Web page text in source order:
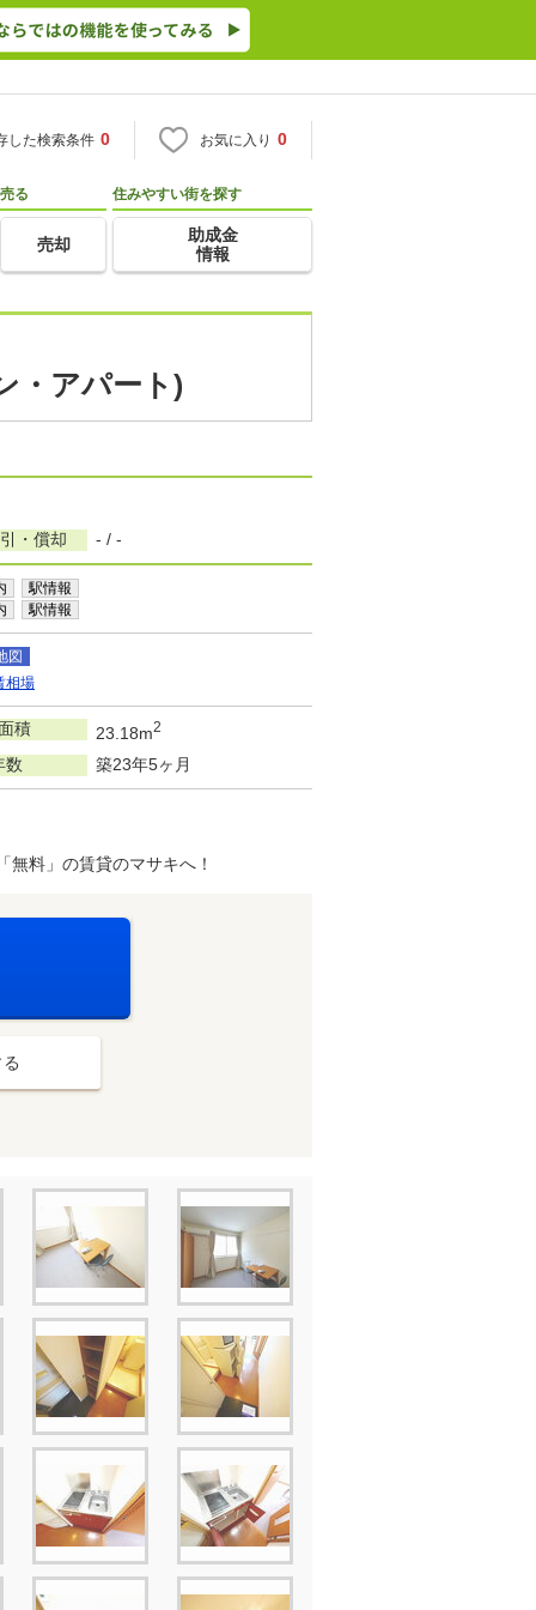
した検索条件 0 お気に入り 0
売る
売却
住みやすい街を探す
助成金
情報
・アパート)
・償却 - / -
駅情報
駅情報
図
相場
積 23.18m2
数 築23年5ヶ月
料」の賃貸のマサキへ！